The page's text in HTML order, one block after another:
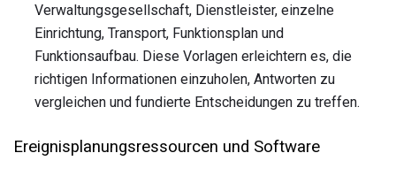
Verwaltungsgesellschaft, Dienstleister, einzelne
Einrichtung, Transport, Funktionsplan und
Funktionsaufbau. Diese Vorlagen erleichtern es, die
richtigen Informationen einzuholen, Antworten zu
vergleichen und fundierte Entscheidungen zu treffen.
Ereignisplanungsressourcen und Software